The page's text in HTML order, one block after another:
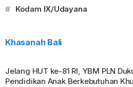
# Kodam IX/Udayana
Khasanah Bali
Jelang HUT ke-81 RI, YBM PLN
Pendidikan Anak Berkebutuhan